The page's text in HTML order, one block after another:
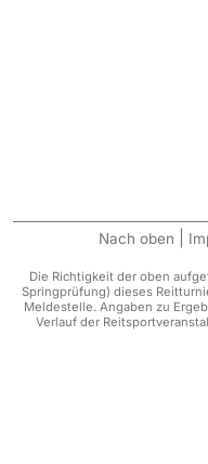
Nach oben
Die Richtigkeit der oben
Springprüfung) dieses
Meldestelle. Angaben zu
Verlauf der